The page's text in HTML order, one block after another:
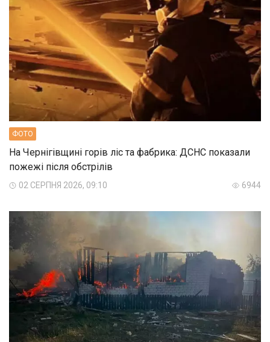
ФОТО
На Чернігівщині горів ліс та фабрика: ДСНС показали
пожежі після обстрілів
02 СЕРПНЯ 2026, 09:10 6944